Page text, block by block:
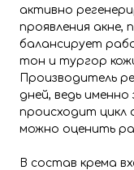
активно
проявления акне,
балансирует
тон и тургор
Производитель
дней, ведь
происходит цикл
можно оценить
В состав крема